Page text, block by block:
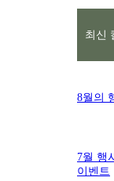
최신
8월의
7월 행
이벤트